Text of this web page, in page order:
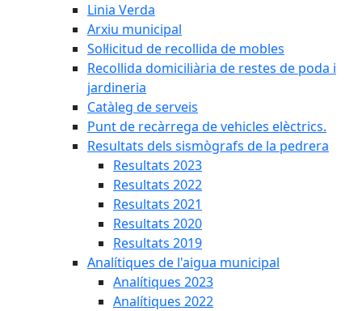
Linia Verda
Arxiu municipal
Sol·licitud de recollida de mobles
Recollida domiciliària de restes de poda i
jardineria
Catàleg de serveis
Punt de recàrrega de vehicles elèctrics.
Resultats dels sismògrafs de la pedrera
Resultats 2023
Resultats 2022
Resultats 2021
Resultats 2020
Resultats 2019
Analítiques de l'aigua municipal
Analítiques 2023
Analítiques 2022